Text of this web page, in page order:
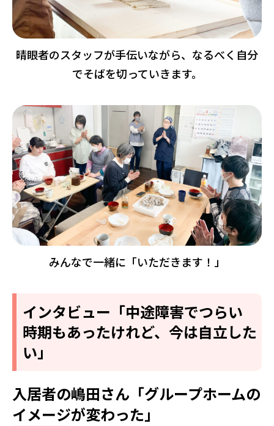
晴眼者のスタッフが手伝いながら、なるべく自分
でそばを切っていきます。
みんなで一緒に「いただきます！」
インタビュー「中途障害でつらい
時期もあったけれど、今は自立した
い」
入居者の嶋田さん「グループホームの
イメージが変わった」